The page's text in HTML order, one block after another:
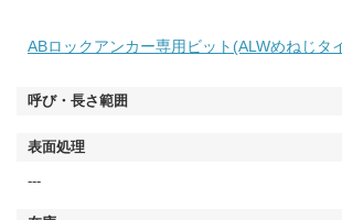
ABロックアンカー専用ビット(ALWめねじタ
---